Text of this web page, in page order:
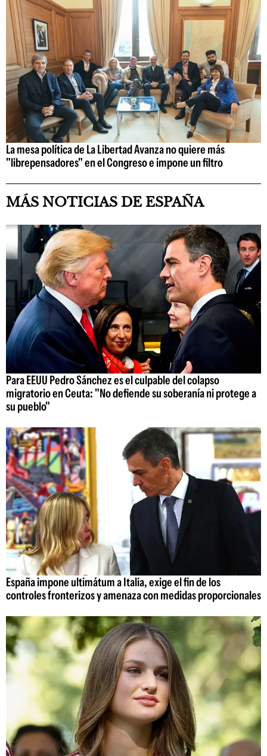
La mesa política de La Libertad Avanza no quiere más
"librepensadores" en el Congreso e impone un filtro
MÁS NOTICIAS DE ESPAÑA
Para EEUU Pedro Sánchez es el culpable del colapso
migratorio en Ceuta: "No defiende su soberanía ni protege a
su pueblo"
España impone ultimátum a Italia, exige el fin de los
controles fronterizos y amenaza con medidas proporcionales